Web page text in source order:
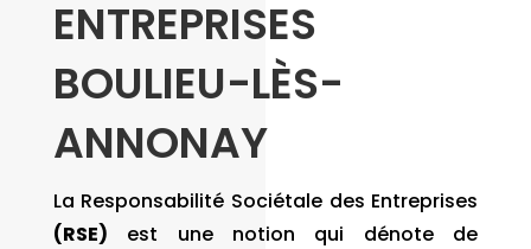
ENTREPRISES
BOULIEU-LÈS-
ANNONAY
La Responsabilité Sociétale des Entreprises
(RSE) est une notion qui dénote de